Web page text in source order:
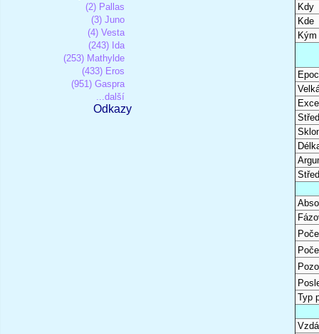
(2) Pallas
(3) Juno
(4) Vesta
(243) Ida
(253) Mathylde
(433) Eros
(951) Gaspra
...další
Odkazy
Kdy
Kde
Kým
Typ